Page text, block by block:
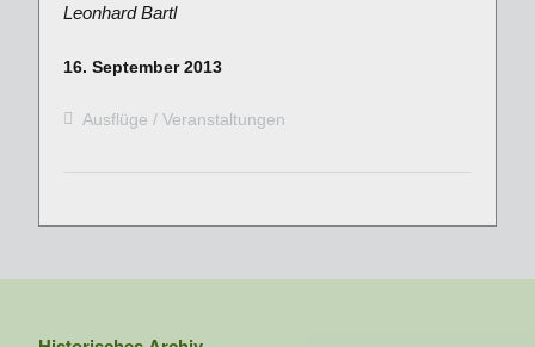
Leonhard Bartl
16. September 2013
Ausflüge Veranstaltungen